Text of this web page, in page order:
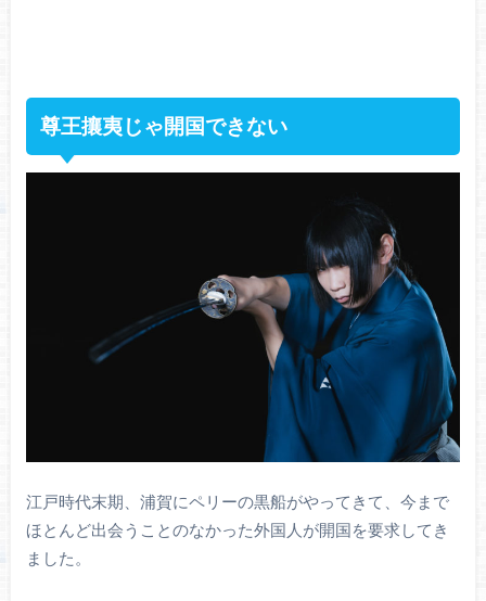
尊王攘夷じゃ開国できない
江戸時代末期、浦賀にペリーの黒船がやってきて、今まで
ほとんど出会うことのなかった外国人が開国を要求してき
ました。